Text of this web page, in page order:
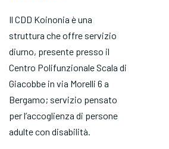
Il CDD Koinonia è una
struttura che offre servizio
diurno, presente presso il
Centro Polifunzionale Scala di
Giacobbe in via Morelli 6 a
Bergamo; servizio pensato
per l’accoglienza di persone
adulte con disabilità.